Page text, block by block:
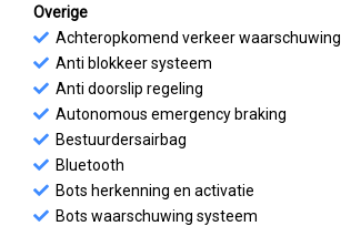
Overige
Achteropkomend verkeer waarschuwing
Anti blokkeer systeem
Anti doorslip regeling
Autonomous emergency braking
Bestuurdersairbag
Bluetooth
Bots herkenning en activatie
Bots waarschuwing systeem